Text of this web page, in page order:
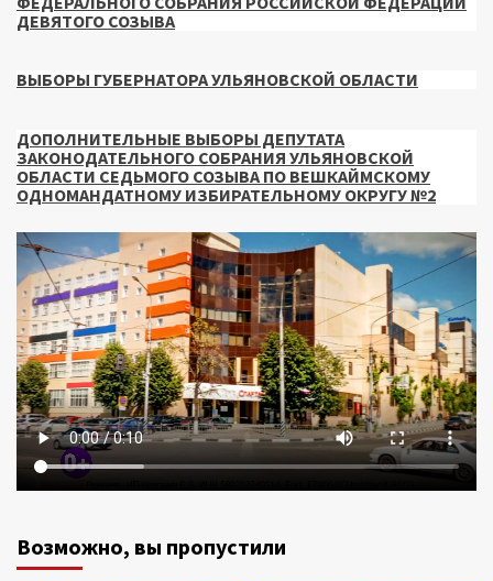
ДЕВЯТОГО СОЗЫВА
ВЫБОРЫ ГУБЕРНАТОРА УЛЬЯНОВСКОЙ ОБЛАСТИ
ДОПОЛНИТЕЛЬНЫЕ ВЫБОРЫ ДЕПУТАТА
ЗАКОНОДАТЕЛЬНОГО СОБРАНИЯ УЛЬЯНОВСКОЙ
ОБЛАСТИ СЕДЬМОГО СОЗЫВА ПО ВЕШКАЙМСКОМУ
ОДНОМАНДАТНОМУ ИЗБИРАТЕЛЬНОМУ ОКРУГУ №2
Возможно, вы пропустили